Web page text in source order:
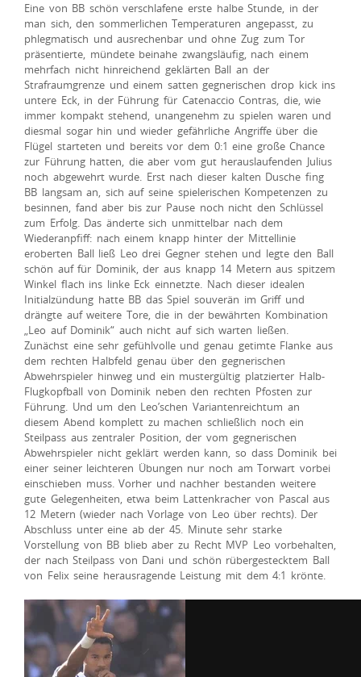
Eine von BB schön verschlafene erste halbe Stunde, in der
man sich, den sommerlichen Temperaturen angepasst, zu
phlegmatisch und ausrechenbar und ohne Zug zum Tor
präsentierte, mündete beinahe zwangsläufig, nach einem
mehrfach nicht hinreichend geklärten Ball an der
Strafraumgrenze und einem satten gegnerischen drop kick ins
untere Eck, in der Führung für Catenaccio Contras, die, wie
immer kompakt stehend, unangenehm zu spielen waren und
diesmal sogar hin und wieder gefährliche Angriffe über die
Flügel starteten und bereits vor dem 0:1 eine große Chance
zur Führung hatten, die aber vom gut herauslaufenden Julius
noch abgewehrt wurde. Erst nach dieser kalten Dusche fing
BB langsam an, sich auf seine spielerischen Kompetenzen zu
besinnen, fand aber bis zur Pause noch nicht den Schlüssel
zum Erfolg. Das änderte sich unmittelbar nach dem
Wiederanpfiff: nach einem knapp hinter der Mittellinie
eroberten Ball ließ Leo drei Gegner stehen und legte den Ball
schön auf für Dominik, der aus knapp 14 Metern aus spitzem
Winkel flach ins linke Eck einnetzte. Nach dieser idealen
Initialzündung hatte BB das Spiel souverän im Griff und
drängte auf weitere Tore, die in der bewährten Kombination
„Leo auf Dominik“ auch nicht auf sich warten ließen.
Zunächst eine sehr gefühlvolle und genau getimte Flanke aus
dem rechten Halbfeld genau über den gegnerischen
Abwehrspieler hinweg und ein mustergültig platzierter Halb-
Flugkopfball von Dominik neben den rechten Pfosten zur
Führung. Und um den Leo’schen Variantenreichtum an
diesem Abend komplett zu machen schließlich noch ein
Steilpass aus zentraler Position, der vom gegnerischen
Abwehrspieler nicht geklärt werden kann, so dass Dominik bei
einer seiner leichteren Übungen nur noch am Torwart vorbei
einschieben muss. Vorher und nachher bestanden weitere
gute Gelegenheiten, etwa beim Lattenkracher von Pascal aus
12 Metern (wieder nach Vorlage von Leo über rechts). Der
Abschluss unter eine ab der 45. Minute sehr starke
Vorstellung von BB blieb aber zu Recht MVP Leo vorbehalten,
der nach Steilpass von Dani und schön rübergestecktem Ball
von Felix seine herausragende Leistung mit dem 4:1 krönte.